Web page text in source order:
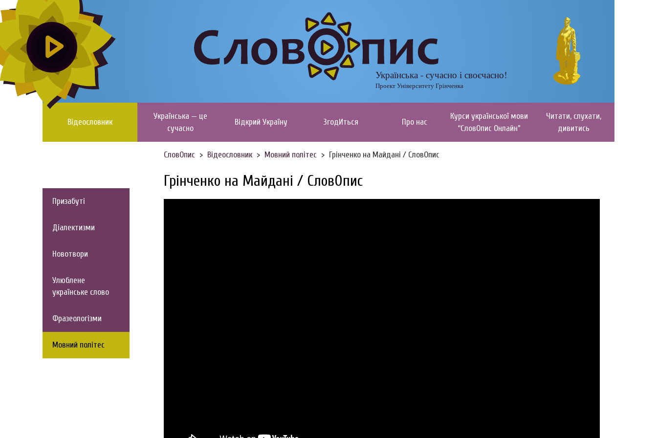
Українська - сучасно і своєчасно!
Проект Університету Грінченка
Відеословник
Українська — це
сучасно
Відкрий Україну ЗгодИться Про нас
Курси української мови
“СловОпис Онлайн”
Читати, слухати,
дивитись
Призабуті
Діалектизми
Новотвори
Улюблене
українське слово
Фразеологізми
Мовний політес
СловОпис Відеословник Мовний політес Грінченко на Майдані / СловОпис
Грінченко на Майдані / СловОпис